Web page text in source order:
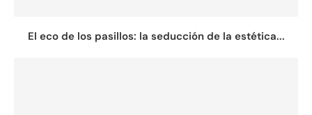
El eco de los pasillos: la seducción de la estética...